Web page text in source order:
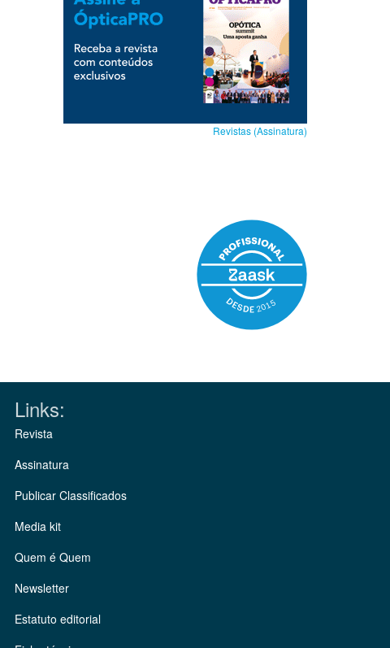
Revistas (Assinatura)
Links:
Revista
Assinatura
Publicar Classificados
Media kit
Quem é Quem
Newsletter
Estatuto editorial